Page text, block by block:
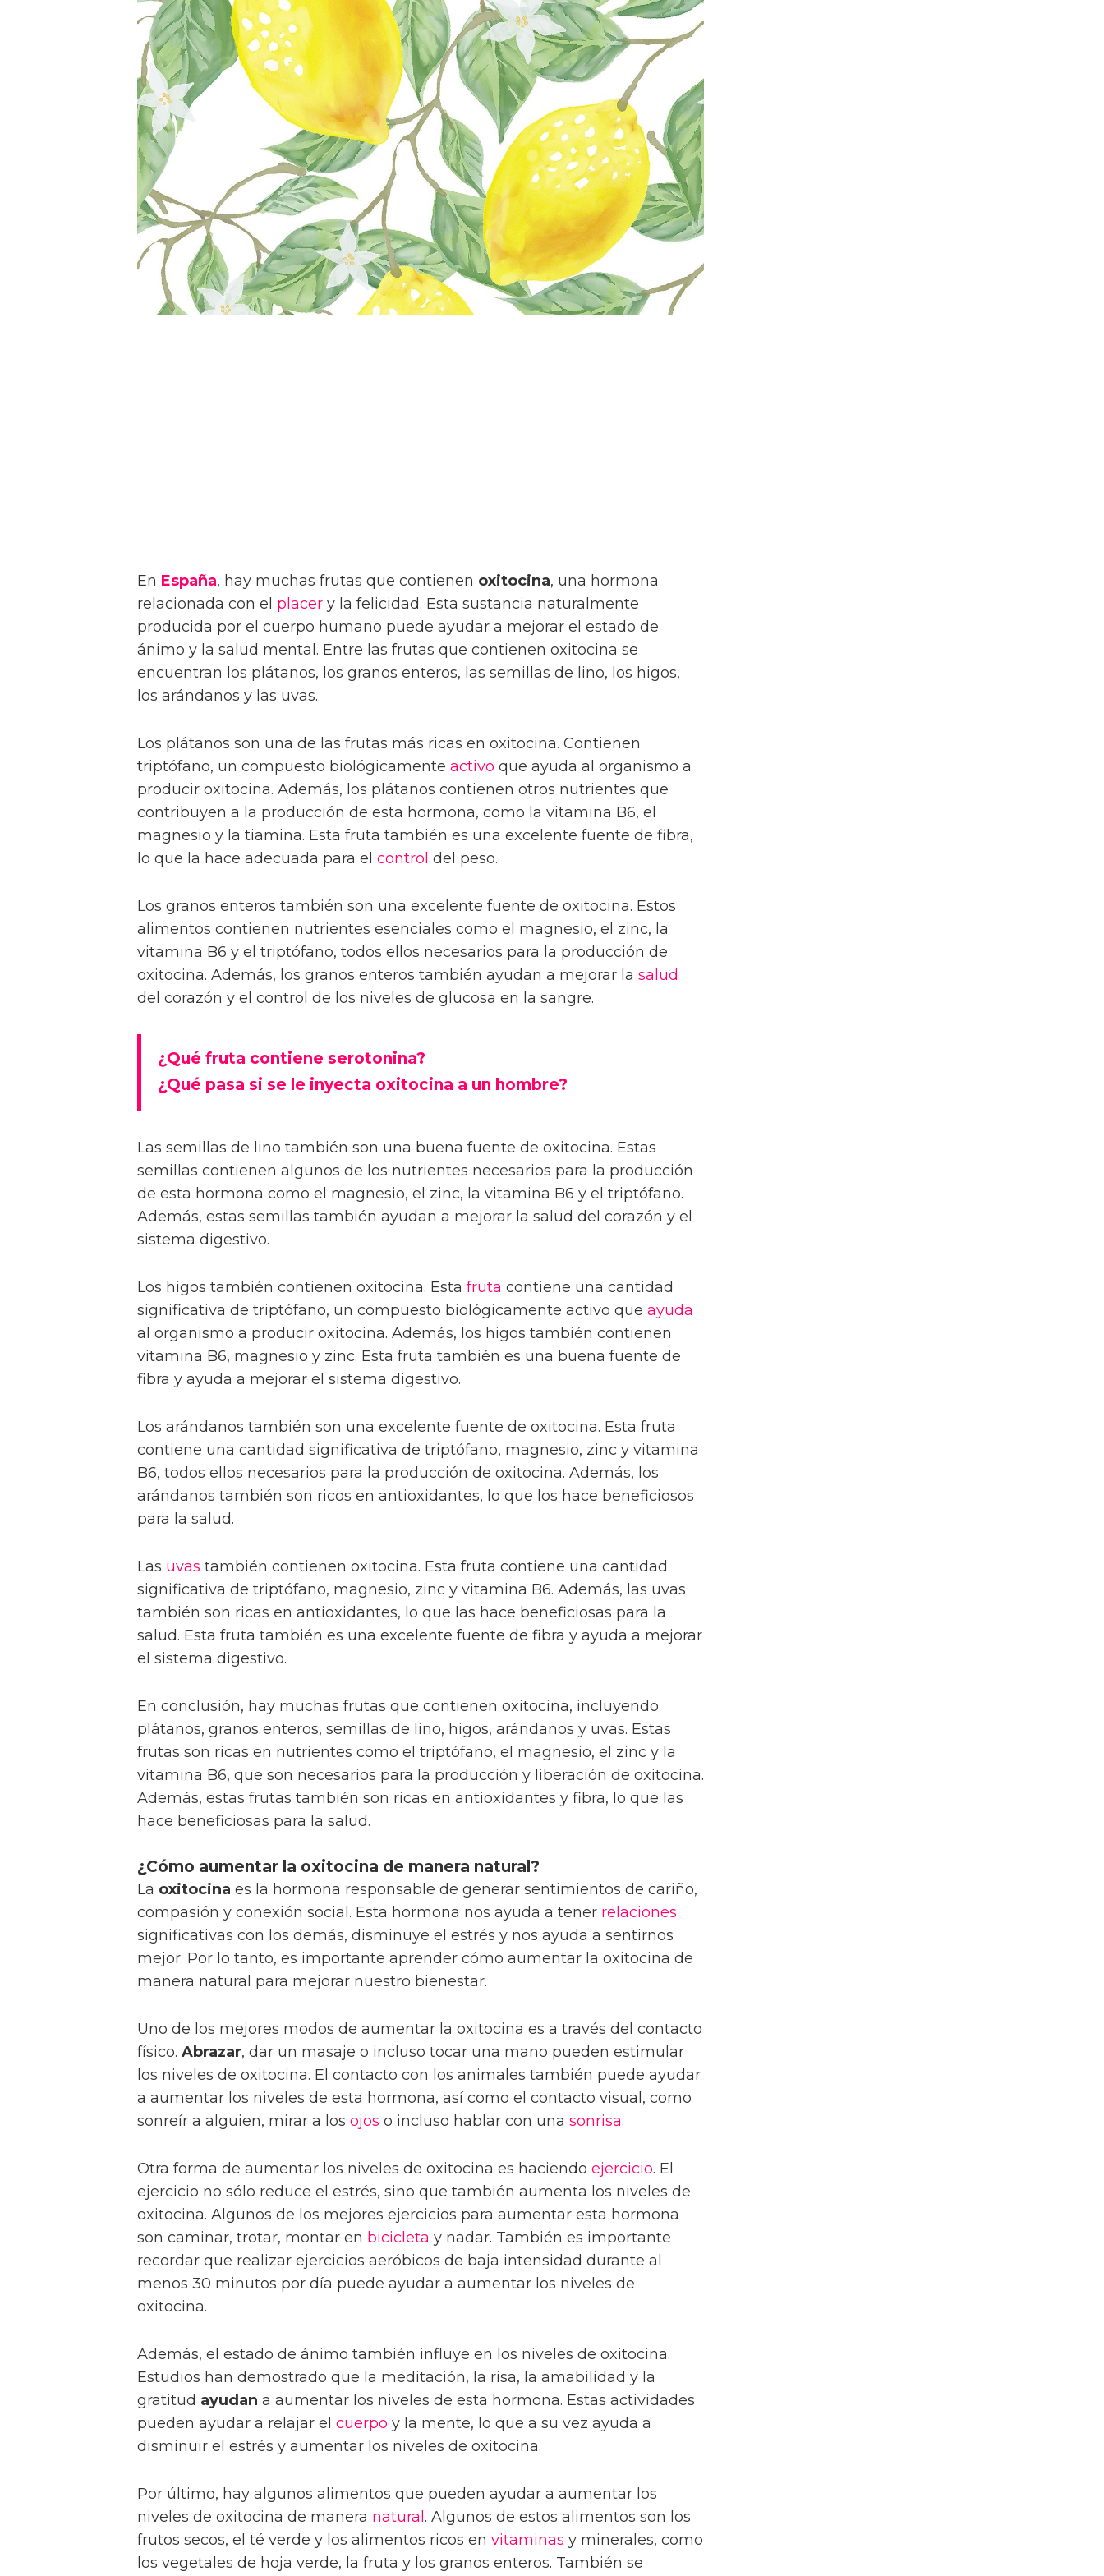
En España, hay muchas frutas que contienen oxitocina, una hormona
relacionada con el placer y la felicidad. Esta sustancia naturalmente
producida por el cuerpo humano puede ayudar a mejorar el estado de
ánimo y la salud mental. Entre las frutas que contienen oxitocina se
encuentran los plátanos, los granos enteros, las semillas de lino, los higos,
los arándanos y las uvas.
Los plátanos son una de las frutas más ricas en oxitocina. Contienen
triptófano, un compuesto biológicamente activo que ayuda al organismo a
producir oxitocina. Además, los plátanos contienen otros nutrientes que
contribuyen a la producción de esta hormona, como la vitamina B6, el
magnesio y la tiamina. Esta fruta también es una excelente fuente de fibra,
lo que la hace adecuada para el control del peso.
Los granos enteros también son una excelente fuente de oxitocina. Estos
alimentos contienen nutrientes esenciales como el magnesio, el zinc, la
vitamina B6 y el triptófano, todos ellos necesarios para la producción de
oxitocina. Además, los granos enteros también ayudan a mejorar la salud
del corazón y el control de los niveles de glucosa en la sangre.
¿Qué fruta contiene serotonina?
¿Qué pasa si se le inyecta oxitocina a un hombre?
Las semillas de lino también son una buena fuente de oxitocina. Estas
semillas contienen algunos de los nutrientes necesarios para la producción
de esta hormona como el magnesio, el zinc, la vitamina B6 y el triptófano.
Además, estas semillas también ayudan a mejorar la salud del corazón y el
sistema digestivo.
Los higos también contienen oxitocina. Esta fruta contiene una cantidad
significativa de triptófano, un compuesto biológicamente activo que ayuda
al organismo a producir oxitocina. Además, los higos también contienen
vitamina B6, magnesio y zinc. Esta fruta también es una buena fuente de
fibra y ayuda a mejorar el sistema digestivo.
Los arándanos también son una excelente fuente de oxitocina. Esta fruta
contiene una cantidad significativa de triptófano, magnesio, zinc y vitamina
B6, todos ellos necesarios para la producción de oxitocina. Además, los
arándanos también son ricos en antioxidantes, lo que los hace beneficiosos
para la salud.
Las uvas también contienen oxitocina. Esta fruta contiene una cantidad
significativa de triptófano, magnesio, zinc y vitamina B6. Además, las uvas
también son ricas en antioxidantes, lo que las hace beneficiosas para la
salud. Esta fruta también es una excelente fuente de fibra y ayuda a mejorar
el sistema digestivo.
En conclusión, hay muchas frutas que contienen oxitocina, incluyendo
plátanos, granos enteros, semillas de lino, higos, arándanos y uvas. Estas
frutas son ricas en nutrientes como el triptófano, el magnesio, el zinc y la
vitamina B6, que son necesarios para la producción y liberación de oxitocina.
Además, estas frutas también son ricas en antioxidantes y fibra, lo que las
hace beneficiosas para la salud.
¿Cómo aumentar la oxitocina de manera natural?
La oxitocina es la hormona responsable de generar sentimientos de cariño,
compasión y conexión social. Esta hormona nos ayuda a tener relaciones
significativas con los demás, disminuye el estrés y nos ayuda a sentirnos
mejor. Por lo tanto, es importante aprender cómo aumentar la oxitocina de
manera natural para mejorar nuestro bienestar.
Uno de los mejores modos de aumentar la oxitocina es a través del contacto
físico. Abrazar, dar un masaje o incluso tocar una mano pueden estimular
los niveles de oxitocina. El contacto con los animales también puede ayudar
a aumentar los niveles de esta hormona, así como el contacto visual, como
sonreír a alguien, mirar a los ojos o incluso hablar con una sonrisa.
Otra forma de aumentar los niveles de oxitocina es haciendo ejercicio. El
ejercicio no sólo reduce el estrés, sino que también aumenta los niveles de
oxitocina. Algunos de los mejores ejercicios para aumentar esta hormona
son caminar, trotar, montar en bicicleta y nadar. También es importante
recordar que realizar ejercicios aeróbicos de baja intensidad durante al
menos 30 minutos por día puede ayudar a aumentar los niveles de
oxitocina.
Además, el estado de ánimo también influye en los niveles de oxitocina.
Estudios han demostrado que la meditación, la risa, la amabilidad y la
gratitud ayudan a aumentar los niveles de esta hormona. Estas actividades
pueden ayudar a relajar el cuerpo y la mente, lo que a su vez ayuda a
disminuir el estrés y aumentar los niveles de oxitocina.
Por último, hay algunos alimentos que pueden ayudar a aumentar los
niveles de oxitocina de manera natural . Algunos de estos alimentos son los
frutos secos, el té verde y los alimentos ricos en vitaminas y minerales, como
los vegetales de hoja verde, la fruta y los granos enteros. También se